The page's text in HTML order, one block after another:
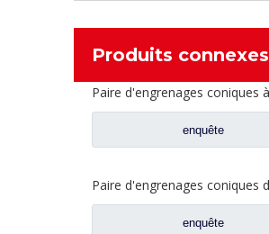
Produits connexes
enquête
enquête